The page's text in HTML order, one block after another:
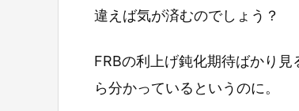
違えば気が済むのでしょう？
FRBの利上げ鈍化期待ばかり
ら分かっているというのに。